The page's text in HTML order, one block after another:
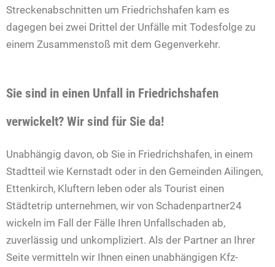
Streckenabschnitten um Friedrichshafen kam es
dagegen bei zwei Drittel der Unfälle mit Todesfolge zu
einem Zusammenstoß mit dem Gegenverkehr.
Sie sind in einen Unfall in Friedrichshafen
verwickelt? Wir sind für Sie da!
Unabhängig davon, ob Sie in Friedrichshafen, in einem
Stadtteil wie Kernstadt oder in den Gemeinden Ailingen,
Ettenkirch, Kluftern leben oder als Tourist einen
Städtetrip unternehmen, wir von Schadenpartner24
wickeln im Fall der Fälle Ihren Unfallschaden ab,
zuverlässig und unkompliziert. Als der Partner an Ihrer
Seite vermitteln wir Ihnen einen unabhängigen Kfz-